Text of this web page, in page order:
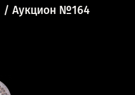
Аукцион №164